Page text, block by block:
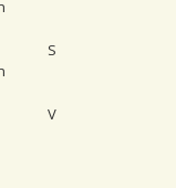
S
V